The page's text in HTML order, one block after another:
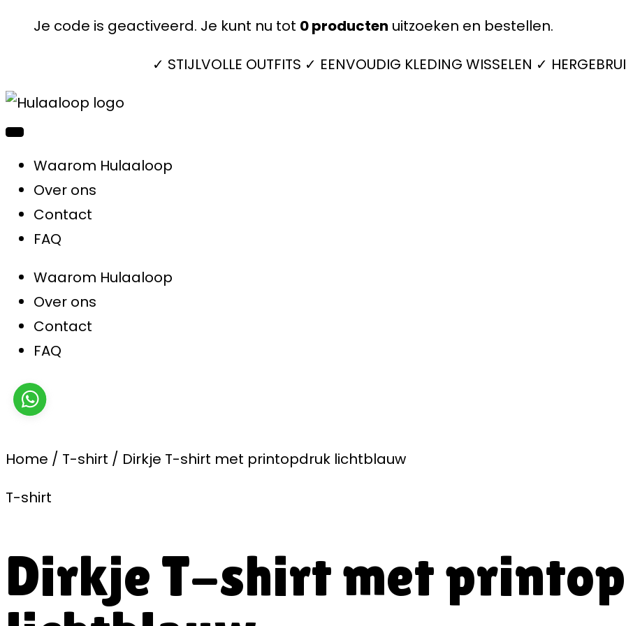
Je code is geactiveerd. Je kunt nu tot 0producten uitzoeken en bestellen.
✓ STIJLVOLLE OUTFITS ✓ EENVOUDIG KLEDING WISSELEN ✓
Waarom Hulaaloop
Over ons
Contact
FAQ
Waarom Hulaaloop
Over ons
Contact
FAQ
Home / T-shirt / Dirkje T-shirt met printopdruk lichtblauw
T-shirt
Dirkje T-shirt met